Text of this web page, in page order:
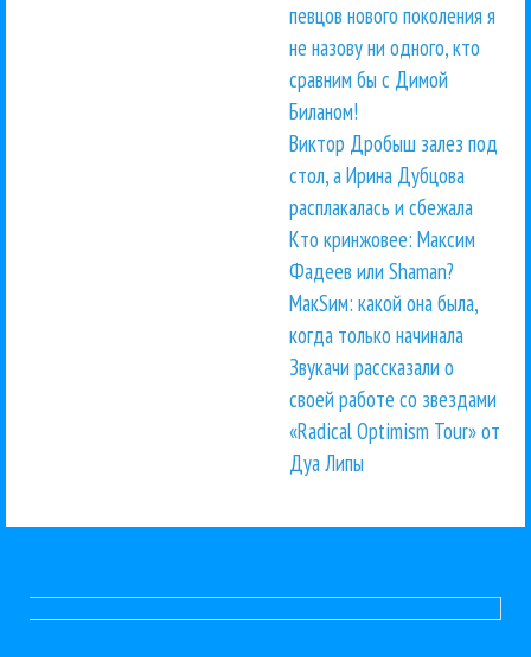
певцов нового поколения я
не назову ни одного, кто
сравним бы с Димой
Биланом!
Виктор Дробыш залез под
стол, а Ирина Дубцова
расплакалась и сбежала
Кто кринжовее: Максим
Фадеев или Shaman?
МакSим: какой она была,
когда только начинала
Звукачи рассказали о
своей работе со звездами
«Radical Optimism Tour» от
Дуа Липы